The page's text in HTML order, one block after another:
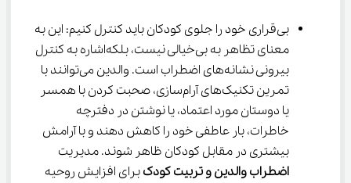
بی‌قراری خود را جلوی کودکان باید کنترل کنیم: این به
معنای تظاهر به بی‌خیالی نیست، بلکه‌اشاره به کنترل
بیرونی نشانه‌های اضطراب است. والدین می‌توانند با
تمرین تکنیک‌های آرام‌سازی، صحبت کردن با همسر
یا دوستان مورد اعتماد، یا نوشتن در دفترچه
خاطرات، بار عاطفی خود را کاهش دهند و با آرامش
بیشتری در مقابل کودکان ظاهر شوند. مدیریت
اضطراب والدین و تربیت کودک برای افزایش روحیه